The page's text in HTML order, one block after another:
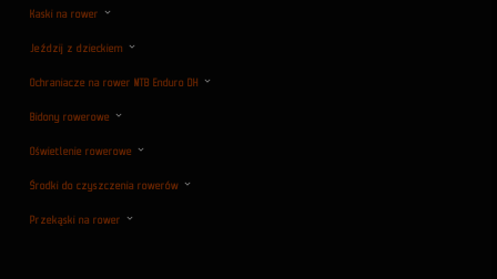
Kaski na rower
Jeździj z dzieckiem
Ochraniacze na rower MTB Enduro DH
Bidony rowerowe
Oświetlenie rowerowe
Środki do czyszczenia rowerów
Przekąski na rower